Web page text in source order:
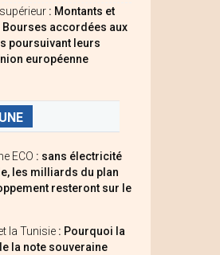
: Montants et
accordées aux
poursuivant leurs
européenne
ECO : sans électricité
les milliards du plan
resteront sur le
la Tunisie : Pourquoi la
la note souveraine